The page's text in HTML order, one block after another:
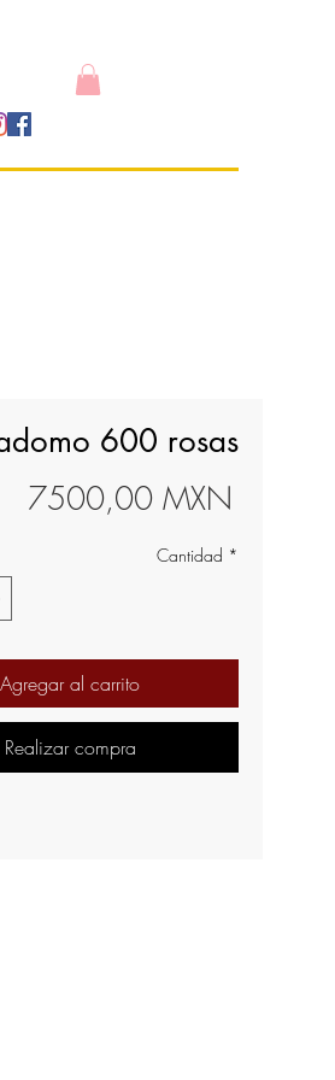
600 rosas
7500,00 MXN
Cantidad *
Agregar al carrito
Realizar compra